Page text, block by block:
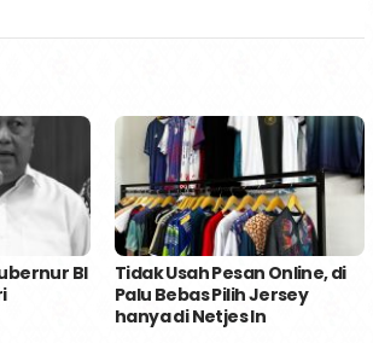
BI
Tidak Usah Pesan Online, di
Palu Bebas Pilih Jersey
hanya di Netjes In